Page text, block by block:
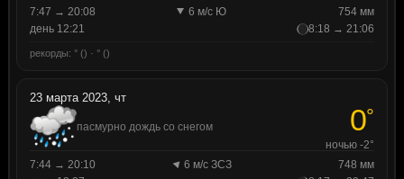
7:47 → 20:08
6 м/с Ю
754 мм
день 12:21
8:18 → 21:06
рекорды: ° () · ° ()
23 марта 2023, чт
пасмурно дождь со снегом 0°
ночью -2°
7:44 → 20:10
6 м/с ЗСЗ
748 мм